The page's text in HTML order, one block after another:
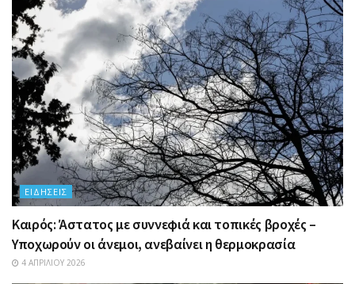
ΕΙΔΉΣΕΙΣ
Καιρός: Άστατος με συννεφιά και τοπικές βροχές –
Υποχωρούν οι άνεμοι, ανεβαίνει η θερμοκρασία
4 ΑΠΡΙΛΊΟΥ 2026